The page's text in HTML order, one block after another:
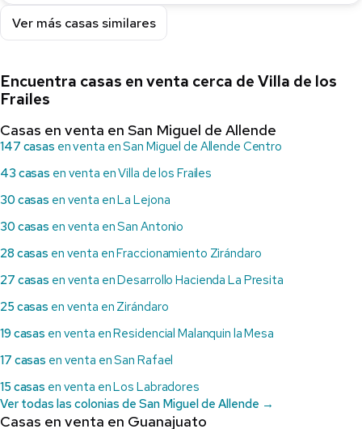
Ver más casas similares
Encuentra casas en venta cerca de Villa de los
Frailes
Casas en venta en San Miguel de Allende
147 casas en venta en San Miguel de Allende Centro
43 casas en venta en Villa de los Frailes
30 casas en venta en La Lejona
30 casas en venta en San Antonio
28 casas en venta en Fraccionamiento Zirándaro
27 casas en venta en Desarrollo Hacienda La Presita
25 casas en venta en Zirándaro
19 casas en venta en Residencial Malanquin la Mesa
17 casas en venta en San Rafael
15 casas en venta en Los Labradores
Ver todas las colonias de San Miguel de Allende →
Casas en venta en Guanajuato